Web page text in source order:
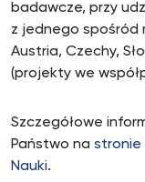
badawcze, przy
z jednego spośród
Austria, Czechy,
(projekty we
Szczegółowe
Państwo na stronie
Nauki.